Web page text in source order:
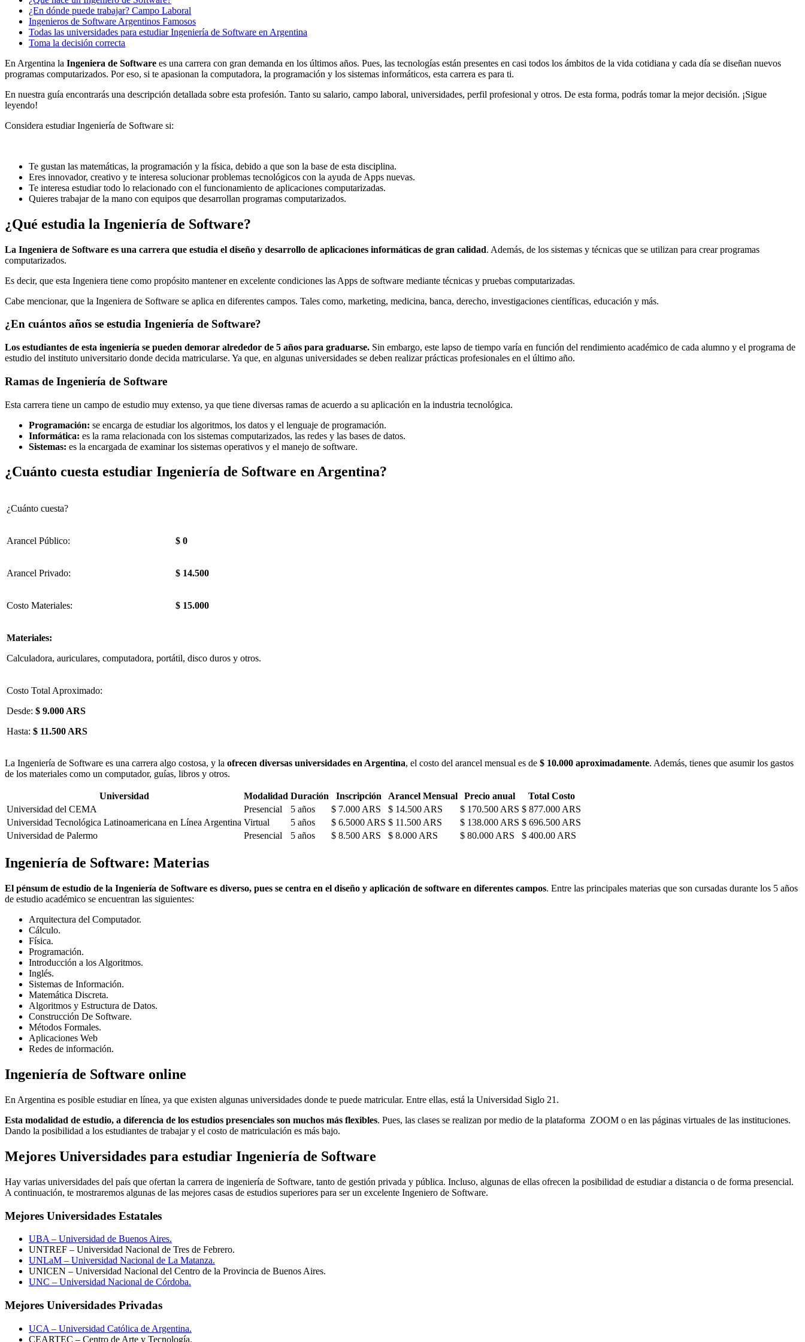
¿En dónde puede trabajar? Campo Laboral
Ingenieros de Software Argentinos Famosos
Todas las universidades para estudiar Ingeniería de Software en Argentina
Toma la decisión correcta
En Argentina la Ingeniera de Software es una carrera con gran demanda en los últimos años. Pues, las tecnologías están presentes en casi todos los ámbitos de la vida cotidiana y cada día se diseñan nuevos
programas computarizados. Por eso, si te apasionan la computadora, la programación y los sistemas informáticos, esta carrera es para ti.
En nuestra guía encontrarás una descripción detallada sobre esta profesión. Tanto su salario, campo laboral, universidades, perfil profesional y otros. De esta forma, podrás tomar la mejor decisión. ¡Sigue
leyendo!
Considera estudiar Ingeniería de Software si:
Te gustan las matemáticas, la programación y la física, debido a que son la base de esta disciplina.
Eres innovador, creativo y te interesa solucionar problemas tecnológicos con la ayuda de Apps nuevas.
Te interesa estudiar todo lo relacionado con el funcionamiento de aplicaciones computarizadas.
Quieres trabajar de la mano con equipos que desarrollan programas computarizados.
¿Qué estudia la Ingeniería de Software?
La Ingeniera de Software es una carrera que estudia el diseño y desarrollo de aplicaciones informáticas de gran calidad. Además, de los sistemas y técnicas que se utilizan para crear programas
computarizados.
Es decir, que esta Ingeniera tiene como propósito mantener en excelente condiciones las Apps de software mediante técnicas y pruebas computarizadas.
Cabe mencionar, que la Ingeniera de Software se aplica en diferentes campos. Tales como, marketing, medicina, banca, derecho, investigaciones científicas, educación y más.
¿En cuántos años se estudia Ingeniería de Software?
Los estudiantes de esta ingeniería se pueden demorar alrededor de 5 años para graduarse. Sin embargo, este lapso de tiempo varía en función del rendimiento académico de cada alumno y el programa de
estudio del instituto universitario donde decida matricularse. Ya que, en algunas universidades se deben realizar prácticas profesionales en el último año.
Ramas de Ingeniería de Software
Esta carrera tiene un campo de estudio muy extenso, ya que tiene diversas ramas de acuerdo a su aplicación en la industria tecnológica.
Programación: se encarga de estudiar los algoritmos, los datos y el lenguaje de programación.
Informática: es la rama relacionada con los sistemas computarizados, las redes y las bases de datos.
Sistemas: es la encargada de examinar los sistemas operativos y el manejo de software.
¿Cuánto cuesta estudiar Ingeniería de Software en Argentina?
¿Cuánto cuesta?
Arancel Público: $ 0
Arancel Privado: $ 14.500
Costo Materiales: $ 15.000
Materiales:
Calculadora, auriculares, computadora, portátil, disco duros y otros.
Costo Total Aproximado:
Desde: $ 9.000 ARS
Hasta: $ 11.500 ARS
La Ingeniería de Software es una carrera algo costosa, y la ofrecen diversas universidades en Argentina, el costo del arancel mensual es de $ 10.000 aproximadamente. Además, tienes que asumir los gastos
de los materiales como un computador, guías, libros y otros.
Universidad Modalidad Duración Inscripción Arancel Mensual Precio anual
Total Costo
Universidad del CEMA
Presencial 5 años $ 7.000 ARS $ 14.500 ARS $ 170.500 ARS $ 877.000 ARS
Universidad Tecnológica Latinoamericana en Línea Argentina Virtual 5 años $ 6.5000 ARS $ 11.500 ARS $ 138.000 ARS $ 696.500 ARS
Universidad de Palermo
Presencial 5 años $ 8.500 ARS $ 8.000 ARS $ 80.000 ARS $ 400.00 ARS
Ingeniería de Software: Materias
El pénsum de estudio de la Ingeniería de Software es diverso, pues se centra en el diseño y aplicación de software en diferentes campos. Entre las principales materias que son cursadas durante los 5 años
de estudio académico se encuentran las siguientes:
Arquitectura del Computador.
Cálculo.
Física.
Programación.
Introducción a los Algoritmos.
Inglés.
Sistemas de Información.
Matemática Discreta.
Algoritmos y Estructura de Datos.
Construcción De Software.
Métodos Formales.
Aplicaciones Web
Redes de información.
Ingeniería de Software online
En Argentina es posible estudiar en línea, ya que existen algunas universidades donde te puede matricular. Entre ellas, está la Universidad Siglo 21.
Esta modalidad de estudio, a diferencia de los estudios presenciales son muchos más flexibles. Pues, las clases se realizan por medio de la plataforma ZOOM o en las páginas virtuales de las instituciones.
Dando la posibilidad a los estudiantes de trabajar y el costo de matriculación es más bajo.
Mejores Universidades para estudiar Ingeniería de Software
Hay varias universidades del país que ofertan la carrera de ingeniería de Software, tanto de gestión privada y pública. Incluso, algunas de ellas ofrecen la posibilidad de estudiar a distancia o de forma presencial.
A continuación, te mostraremos algunas de las mejores casas de estudios superiores para ser un excelente Ingeniero de Software.
Mejores Universidades Estatales
UBA – Universidad de Buenos Aires.
UNTREF – Universidad Nacional de Tres de Febrero.
UNLaM – Universidad Nacional de La Matanza.
UNICEN – Universidad Nacional del Centro de la Provincia de Buenos Aires.
UNC – Universidad Nacional de Córdoba.
Mejores Universidades Privadas
UCA – Universidad Católica de Argentina.
CEARTEC – Centro de Arte y Tecnología.